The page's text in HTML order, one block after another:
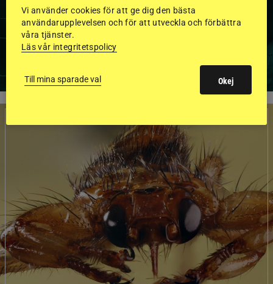
BILDER OCH FAKTA
VISA ALLA HINGSTAR
Vi använder cookies för att ge dig den bästa
användarupplevelsen och för att utveckla och förbättra
våra tjänster.
Läs vår integritetspolicy
Till mina sparade val Okej